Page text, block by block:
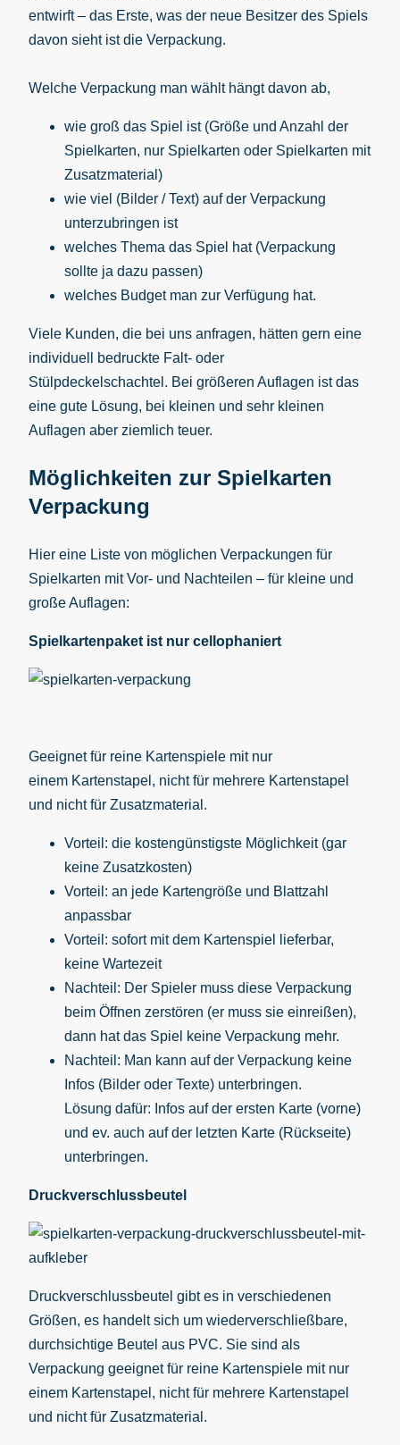
entwirft – das Erste, was der neue Besitzer des Spiels
davon sieht ist die Verpackung.
Welche Verpackung man wählt hängt davon ab,
wie groß das Spiel ist (Größe und Anzahl der
Spielkarten, nur Spielkarten oder Spielkarten mit
Zusatzmaterial)
wie viel (Bilder / Text) auf der Verpackung
unterzubringen ist
welches Thema das Spiel hat (Verpackung
sollte ja dazu passen)
welches Budget man zur Verfügung hat.
Viele Kunden, die bei uns anfragen, hätten gern eine
individuell bedruckte Falt- oder
Stülpdeckelschachtel. Bei größeren Auflagen ist das
eine gute Lösung, bei kleinen und sehr kleinen
Auflagen aber ziemlich teuer.
Möglichkeiten zur Spielkarten
Verpackung
Hier eine Liste von möglichen Verpackungen für
Spielkarten mit Vor- und Nachteilen – für kleine und
große Auflagen:
Spielkartenpaket ist nur cellophaniert
Geeignet für reine Kartenspiele mit nur
einem Kartenstapel, nicht für mehrere Kartenstapel
und nicht für Zusatzmaterial.
Vorteil: die kostengünstigste Möglichkeit (gar
keine Zusatzkosten)
Vorteil: an jede Kartengröße und Blattzahl
anpassbar
Vorteil: sofort mit dem Kartenspiel lieferbar,
keine Wartezeit
Nachteil: Der Spieler muss diese Verpackung
beim Öffnen zerstören (er muss sie einreißen),
dann hat das Spiel keine Verpackung mehr.
Nachteil: Man kann auf der Verpackung keine
Infos (Bilder oder Texte) unterbringen.
Lösung dafür: Infos auf der ersten Karte (vorne)
und ev. auch auf der letzten Karte (Rückseite)
unterbringen.
Druckverschlussbeutel
Druckverschlussbeutel gibt es in verschiedenen
Größen, es handelt sich um wiederverschließbare,
durchsichtige Beutel aus PVC. Sie sind als
Verpackung geeignet für reine Kartenspiele mit nur
einem Kartenstapel, nicht für mehrere Kartenstapel
und nicht für Zusatzmaterial.